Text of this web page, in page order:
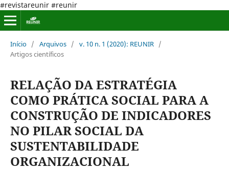
#revistareunir #reunir
Início / Arquivos / v. 10 n. 1 (2020): REUNIR /
Artigos científicos
RELAÇÃO DA ESTRATÉGIA
COMO PRÁTICA SOCIAL PARA A
CONSTRUÇÃO DE INDICADORES
NO PILAR SOCIAL DA
SUSTENTABILIDADE
ORGANIZACIONAL